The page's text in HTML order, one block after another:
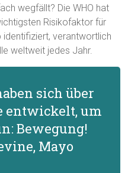
wegfällt? Die WHO hat
Risikofaktor für
verantwortlich
weltweit jedes Jahr.
sich über
entwickelt, um
Bewegung!
Mayo